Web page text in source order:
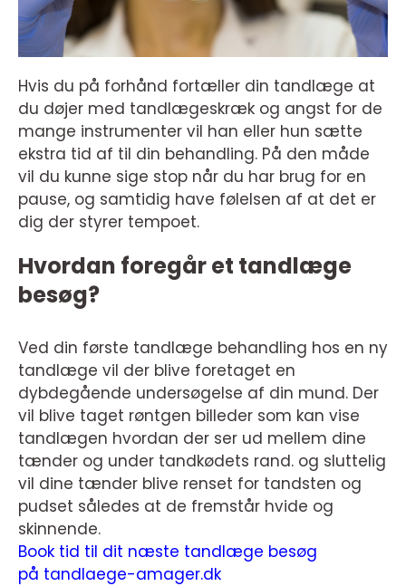
Hvis du på forhånd fortæller din tandlæge at
du døjer med tandlægeskræk og angst for de
mange instrumenter vil han eller hun sætte
ekstra tid af til din behandling. På den måde
vil du kunne sige stop når du har brug for en
pause, og samtidig have følelsen af at det er
dig der styrer tempoet.
Hvordan foregår et tandlæge
besøg?
Ved din første tandlæge behandling hos en ny
tandlæge vil der blive foretaget en
dybdegående undersøgelse af din mund. Der
vil blive taget røntgen billeder som kan vise
tandlægen hvordan der ser ud mellem dine
tænder og under tandkødets rand. og sluttelig
vil dine tænder blive renset for tandsten og
pudset således at de fremstår hvide og
skinnende.
Book tid til dit næste tandlæge besøg
på tandlaege-amager.dk